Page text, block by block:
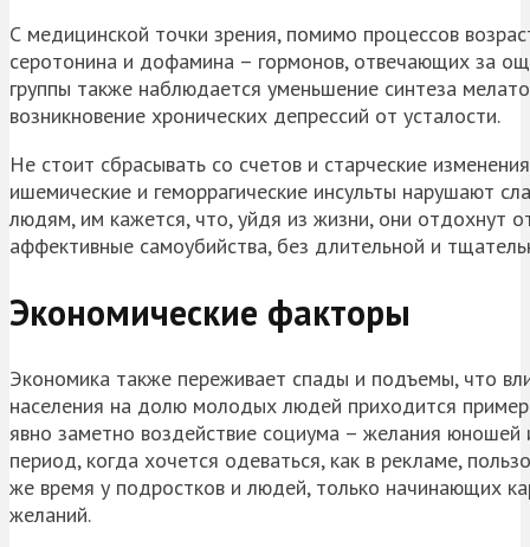
С медицинской точки зрения, помимо процессов
серотонина и дофамина – гормонов, отвечающих за
группы также наблюдается уменьшение синтеза
возникновение хронических депрессий от усталости.
Не стоит сбрасывать со счетов и старческие
ишемические и геморрагические инсульты нарушают
людям, им кажется, что, уйдя из жизни, они отдохнут
аффективные самоубийства, без длительной и
Экономические факторы
Экономика также переживает спады и подъемы, что
населения на долю молодых людей приходится
явно заметно воздействие социума – желания
период, когда хочется одеваться, как в рекламе,
же время у подростков и людей, только начинающих
желаний.